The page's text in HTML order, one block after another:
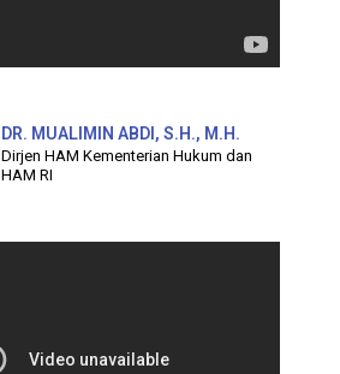
DR. MUALIMIN ABDI, S.H., M.H.
Dirjen HAM Kementerian Hukum dan
HAM RI